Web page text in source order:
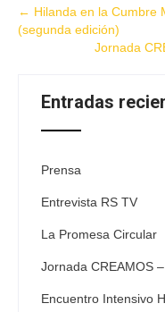
Post
navigation
← Hilanda en la Cumbre
(segunda edición)
Jornada
Entradas
Prensa
Entrevista RS TV
La Promesa Circular
Jornada CREAMOS
Encuentro Intensivo